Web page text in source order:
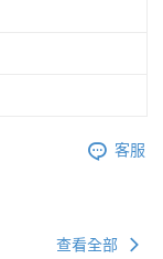
客服
查看全部